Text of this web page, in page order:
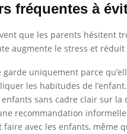
fréquentes à
que les parents hésitent
augmente le stress et
garde uniquement parce
les habitudes de l’enfant.
enfants sans cadre clair sur la
recommandation
avec les enfants, même